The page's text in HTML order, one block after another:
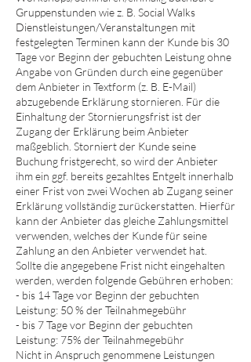
Gruppenstunden wie z. B. Social Walks
Dienstleistungen/Veranstaltungen mit
festgelegten Terminen kann der Kunde bis 30
Tage vor Beginn der gebuchten Leistung ohne
Angabe von Gründen durch eine gegenüber
dem Anbieter in Textform (z. B. E-Mail)
abzugebende Erklärung stornieren. Für die
Einhaltung der Stornierungsfrist ist der
Zugang der Erklärung beim Anbieter
maßgeblich. Storniert der Kunde seine
Buchung fristgerecht, so wird der Anbieter
ihm ein ggf. bereits gezahltes Entgelt innerhalb
einer Frist von zwei Wochen ab Zugang seiner
Erklärung vollständig zurückerstatten. Hierfür
kann der Anbieter das gleiche Zahlungsmittel
verwenden, welches der Kunde für seine
Zahlung an den Anbieter verwendet hat.
Solltedie angegebene Frist nichteingehalten
werden, werden folgende Gebühren erhoben:
- bis 14 Tage vor Beginn der gebuchten
Leistung: 50 % der Teilnahmegebühr
- bis 7 Tage vor Beginn der gebuchten
Leistung: 75% der Teilnahmegebühr
Nicht in Anspruch genommene Leistungen